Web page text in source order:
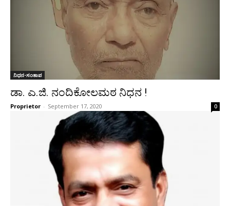
ನಿಧನ-ಸಂತಾಪ
ಡಾ. ಎ.ಜಿ. ನಂದಿಕೋಲಮಠ ನಿಧನ !
Proprietor - September 17, 2020 0